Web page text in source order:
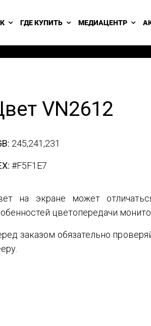
ГДЕ КУПИТЬ МЕДИАЦЕНТР
VN2612
245,241,231
#F5F1E7
на экране может
цветопередачи
заказом обязательно